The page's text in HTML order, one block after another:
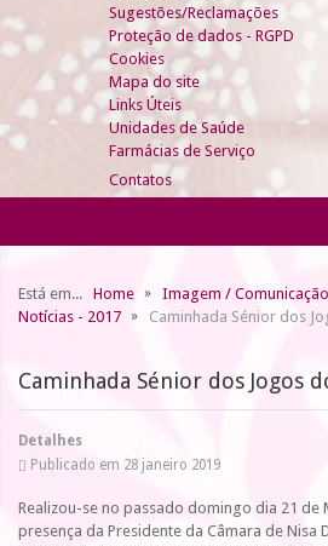
Sugestões/Reclamações
Proteção de dados - RGPD
Cookies
Mapa do site
Links Úteis
Unidades de Saúde
Farmácias de Serviço
Contatos
Está em... Home Imagem / Comunicação
Notícias - 2017
Caminhada Sénior dos
Caminhada Sénior dos Jogos
Detalhes
Publicado em 28 janeiro 2019
Realizou-se no passado domingo dia 21 de
presença da Presidente da Câmara de Nisa